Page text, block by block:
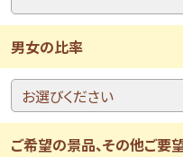
男女の比率
ご希望の景品、その他ご要